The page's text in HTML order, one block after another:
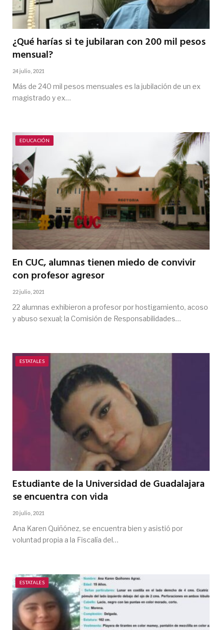
¿Qué harías si te jubilaran con 200 mil pesos
mensual?
24 julio, 2021
Más de 240 mil pesos mensuales es la jubilación de un ex
magistrado y ex…
EDUCACIÓN
En CUC, alumnas tienen miedo de convivir
con profesor agresor
22 julio, 2021
22 alumnas exhibieron a profesor por hostigamiento, acoso
y abuso sexual; la Comisión de Responsabilidades…
ESTATALES
Estudiante de la Universidad de Guadalajara
se encuentra con vida
20 julio, 2021
Ana Karen Quiñónez, se encuentra bien y asistió por
voluntad propia a la Fiscalía del…
ESTATALES